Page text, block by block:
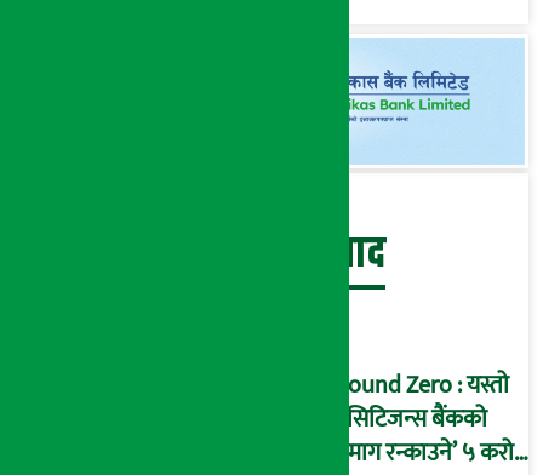
बेथिति मुर्दाबाद
Ground Zero : यस्तो
छ सिटिजन्स बैंकको
‘दिमाग रन्काउने’ ५ करोड